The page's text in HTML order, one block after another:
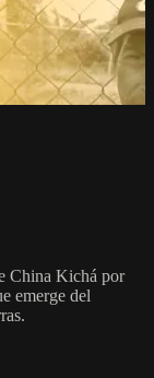
China Kichá por
emerge del